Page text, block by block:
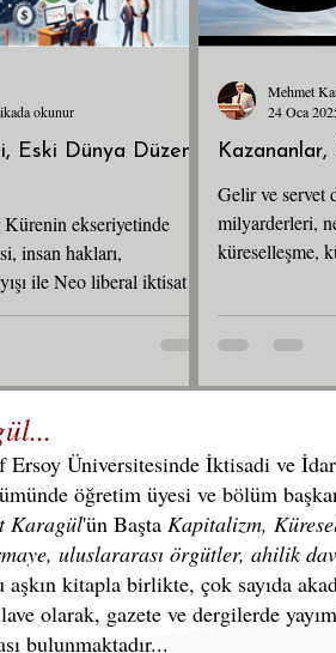
Eski Dünya Düzeni
Kürenin ekseriyetinde
insan hakları,
ile Neo liberal iktisat
sonra tedricen ve son
belirgin bir şekilde
Trump’ın 20 Ocak
olarak göreve
söz konusu politikalardaki
ulaştığını görüyoruz.
okunur
Gelir ve servet
milyarderleri, neo
küreselleşme,
Mehmet
24 Oca
Ersoy Üniversitesinde İktisadi ve
öğretim üyesi ve bölüm
Karagül'ün Başta Kapitalizm,
uluslararası örgütler, ahilik
aşkın kitapla birlikte, çok sayıda
olarak, gazete ve dergilerde
bulunmaktadır...